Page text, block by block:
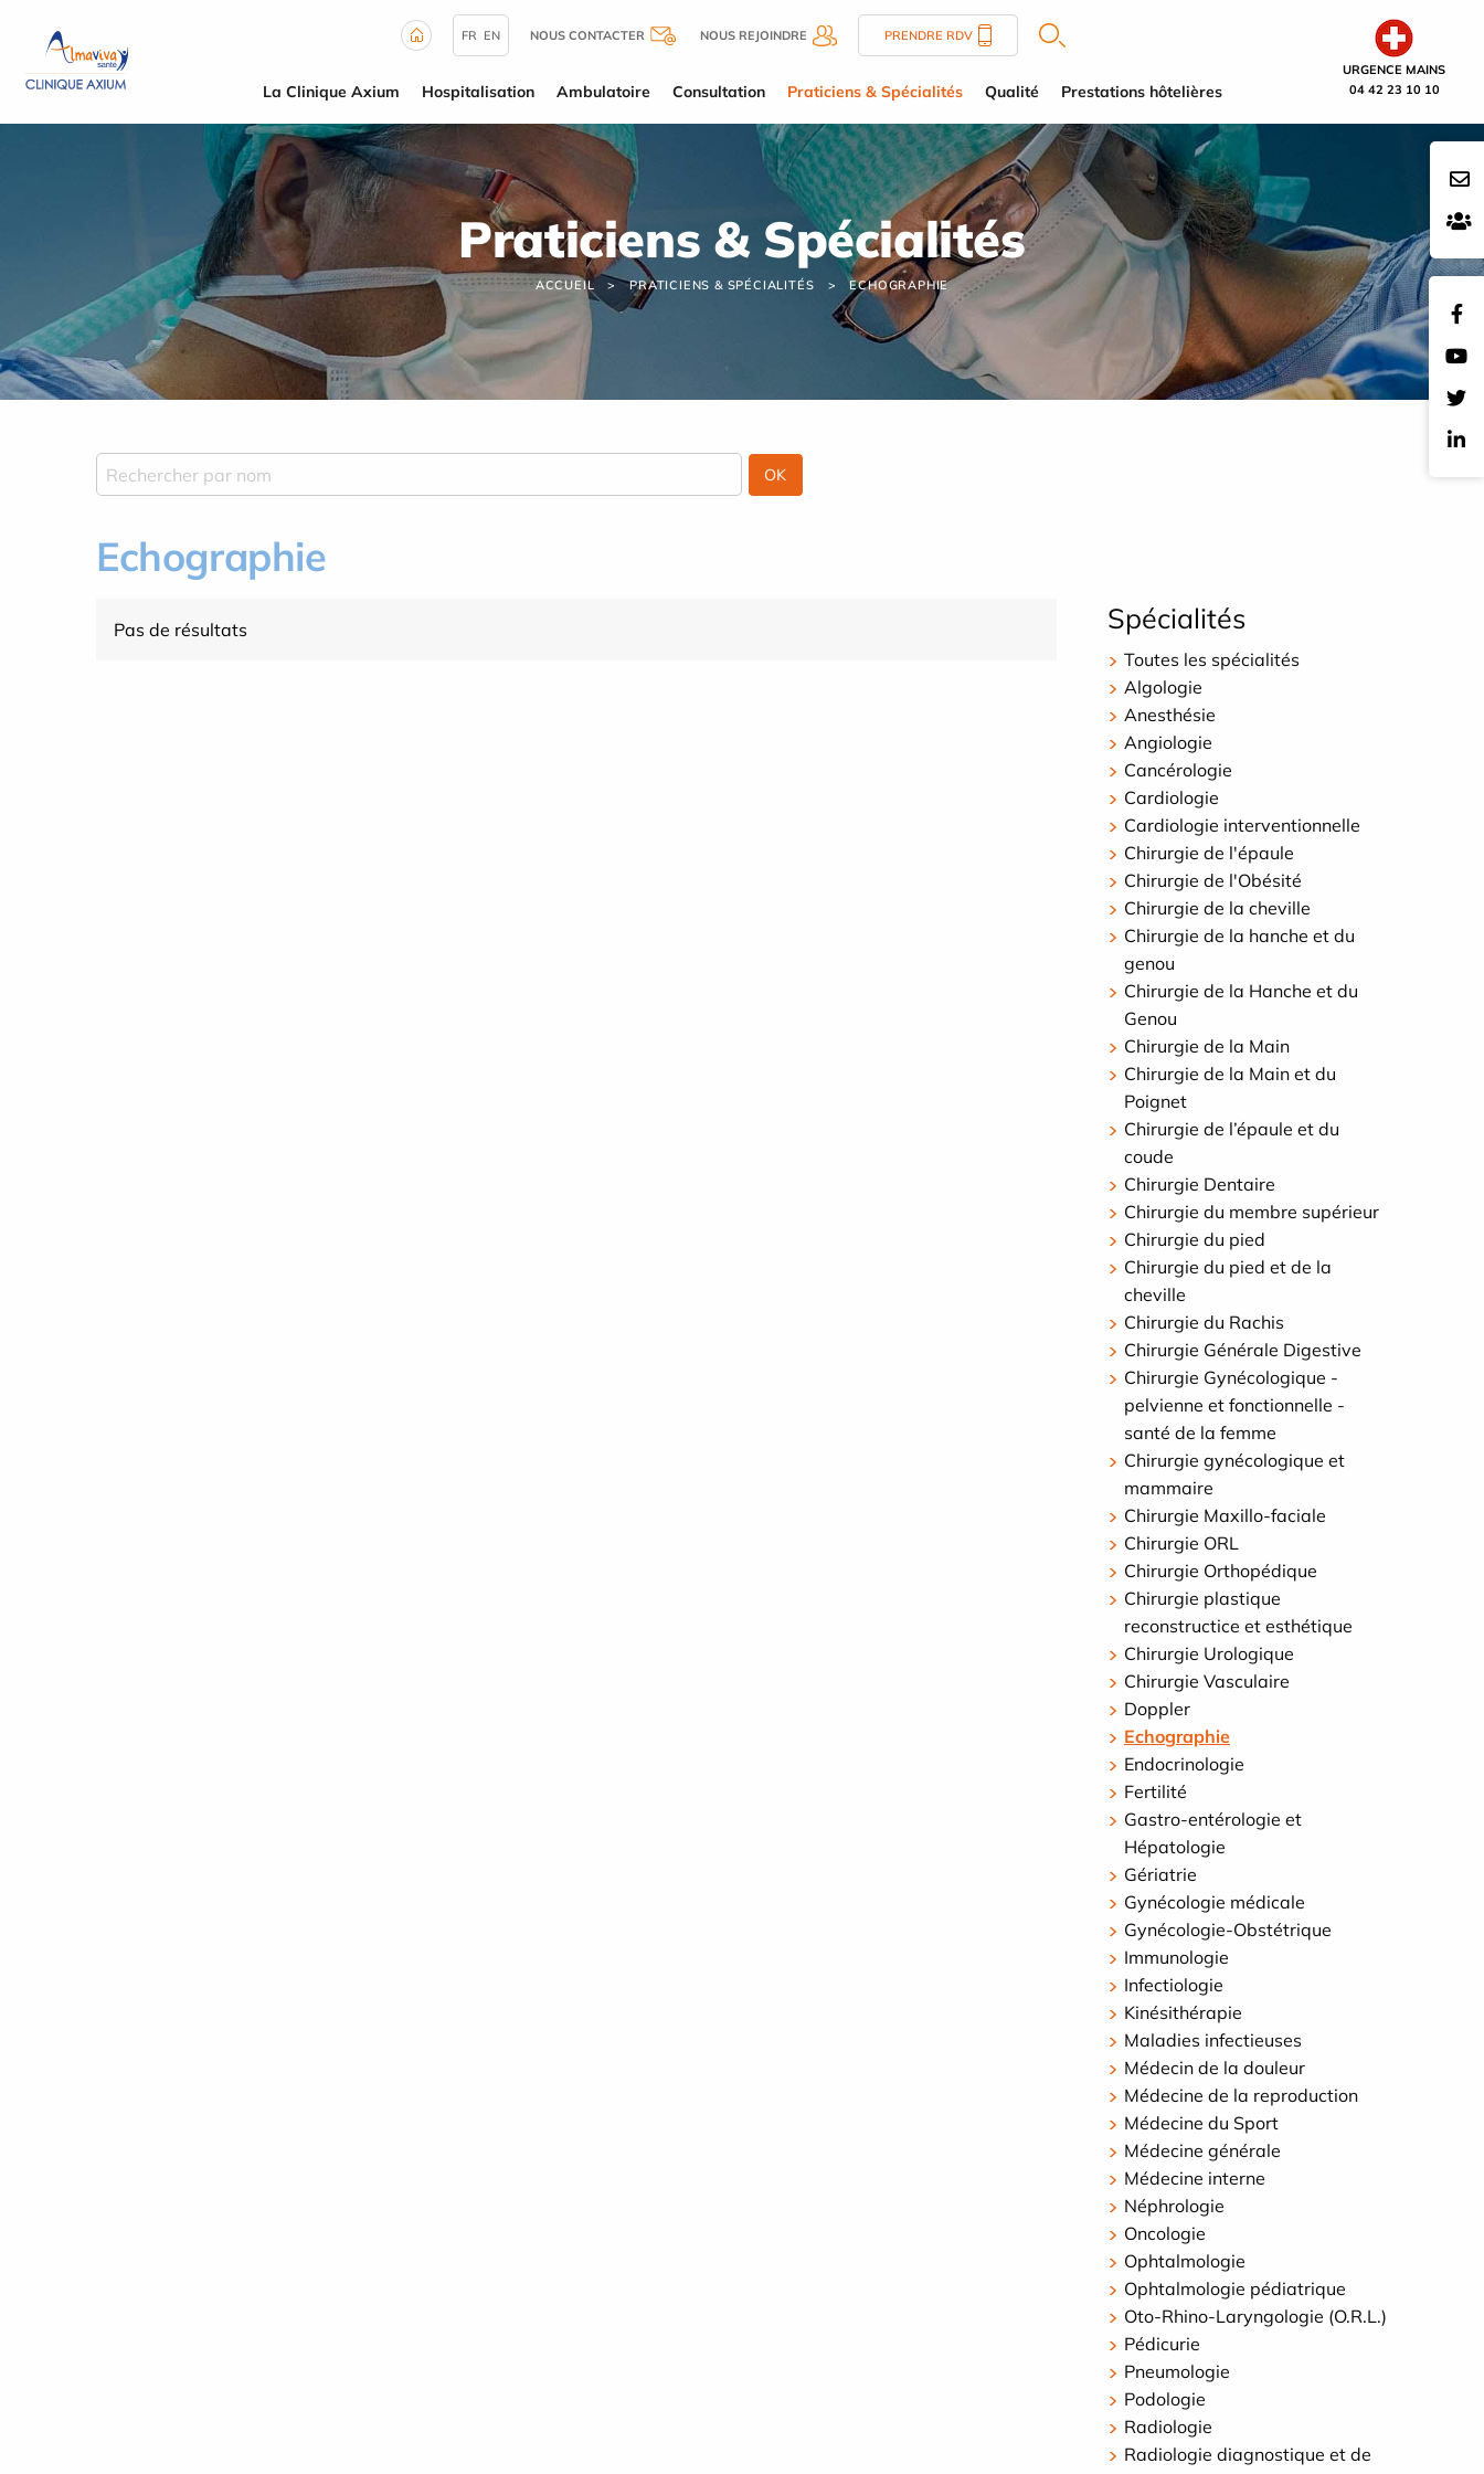
URGENCE MAINS
04 42 23 10 10
FR EN NOUS CONTACTER NOUS REJOINDRE PRENDRE RDV
La Clinique Axium Hospitalisation Ambulatoire Consultation Praticiens & Spécialités Qualité Prestations hôtelières
Praticiens & Spécialités
ACCUEIL PRATICIENS & SPÉCIALITÉS ECHOGRAPHIE
Echographie
Pas de résultats Spécialités
Toutes les spécialités
Algologie
Anesthésie
Angiologie
Cancérologie
Cardiologie
Cardiologie interventionnelle
Chirurgie de l'épaule
Chirurgie de l'Obésité
Chirurgie de la cheville
Chirurgie de la hanche et du
genou
Chirurgie de la Hanche et du
Genou
Chirurgie de la Main
Chirurgie de la Main et du
Poignet
Chirurgie de l’épaule et du
coude
Chirurgie Dentaire
Chirurgie du membre supérieur
Chirurgie du pied
Chirurgie du pied et de la
cheville
Chirurgie du Rachis
Chirurgie Générale Digestive
Chirurgie Gynécologique -
pelvienne et fonctionnelle -
santé de la femme
Chirurgie gynécologique et
mammaire
Chirurgie Maxillo-faciale
Chirurgie ORL
Chirurgie Orthopédique
Chirurgie plastique
reconstructice et esthétique
Chirurgie Urologique
Chirurgie Vasculaire
Doppler
Echographie
Endocrinologie
Fertilité
Gastro-entérologie et
Hépatologie
Gériatrie
Gynécologie médicale
Gynécologie-Obstétrique
Immunologie
Infectiologie
Kinésithérapie
Maladies infectieuses
Médecin de la douleur
Médecine de la reproduction
Médecine du Sport
Médecine générale
Médecine interne
Néphrologie
Oncologie
Ophtalmologie
Ophtalmologie pédiatrique
Oto-Rhino-Laryngologie (O.R.L.)
Pédicurie
Pneumologie
Podologie
Radiologie
Radiologie diagnostique et de